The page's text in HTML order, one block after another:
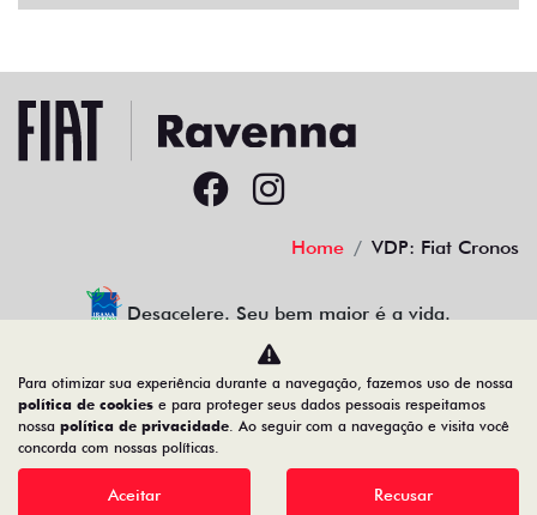
Home VDP: Fiat Cronos
Desacelere. Seu bem maior é a vida.
30.941.270/0001-68
Desenvolvido pela DEALERSPACE ® Direitos Reservados.
Para otimizar sua experiência durante a navegação, fazemos uso de nossa
política de cookies e para proteger seus dados pessoais respeitamos
nossa política de privacidade. Ao seguir com a navegação e visita você
concorda com nossas políticas.
Aceitar Recusar